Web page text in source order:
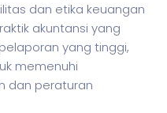
dan etika keuangan
akuntansi yang
yang tinggi,
memenuhi
dan peraturan